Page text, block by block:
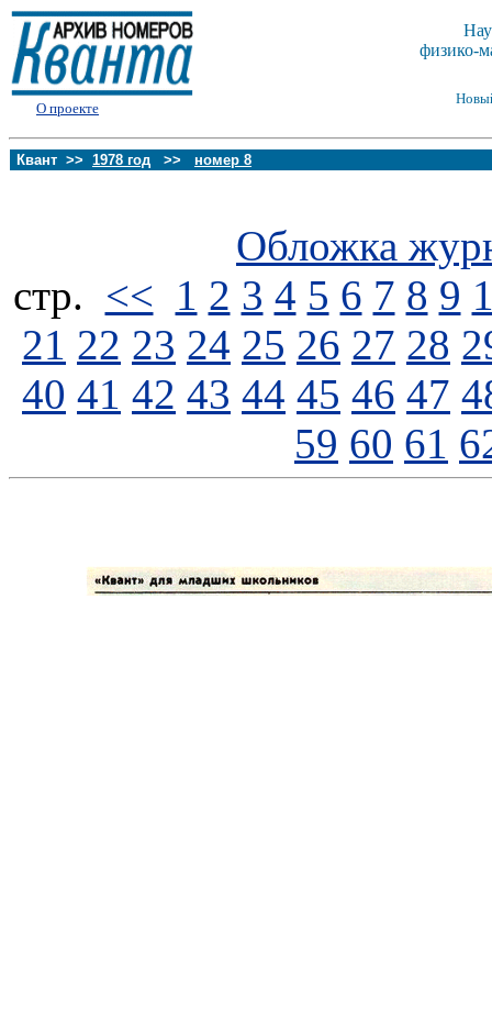
О проекте
физико-
Квант >> 1978 год >> номер 8
Обложка
стp. << 1 2 3 4 5 6 7 8 9
21 22 23 24 25 26 27 28
40 41 42 43 44 45 46 47
59 60 61